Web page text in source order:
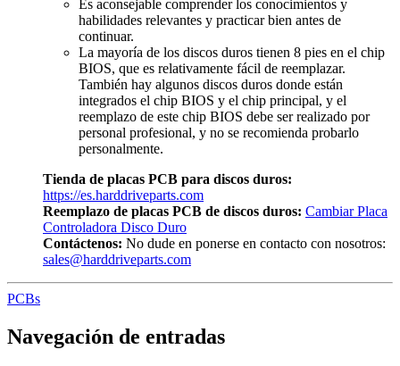
Es aconsejable comprender los conocimientos y
habilidades relevantes y practicar bien antes de
continuar.
La mayoría de los discos duros tienen 8 pies en el chip
BIOS, que es relativamente fácil de reemplazar.
También hay algunos discos duros donde están
integrados el chip BIOS y el chip principal, y el
reemplazo de este chip BIOS debe ser realizado por
personal profesional, y no se recomienda probarlo
personalmente.
Tienda de placas PCB para discos duros:
https://es.harddriveparts.com
Reemplazo de placas PCB de discos duros: Cambiar Placa
Controladora Disco Duro
Contáctenos: No dude en ponerse en contacto con nosotros:
sales@harddriveparts.com
PCBs
Navegación de entradas